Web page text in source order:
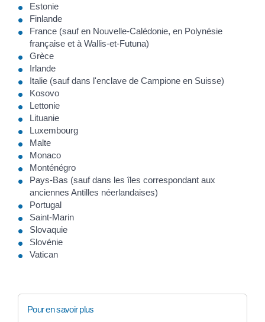
Estonie
Finlande
France (sauf en Nouvelle-Calédonie, en Polynésie
française et à Wallis-et-Futuna)
Grèce
Irlande
Italie (sauf dans l'enclave de Campione en Suisse)
Kosovo
Lettonie
Lituanie
Luxembourg
Malte
Monaco
Monténégro
Pays-Bas (sauf dans les îles correspondant aux
anciennes Antilles néerlandaises)
Portugal
Saint-Marin
Slovaquie
Slovénie
Vatican
Pour en savoir plus